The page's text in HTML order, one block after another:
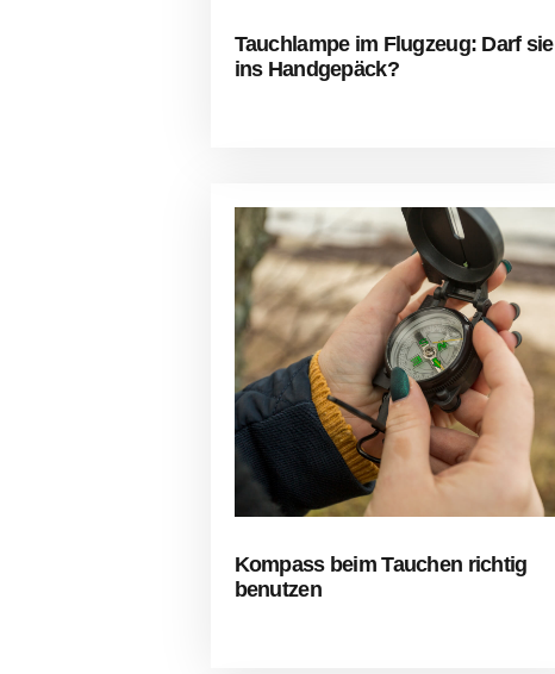
Tauchlampe im Flugzeug: Darf sie
ins Handgepäck?
Kompass beim Tauchen richtig
benutzen